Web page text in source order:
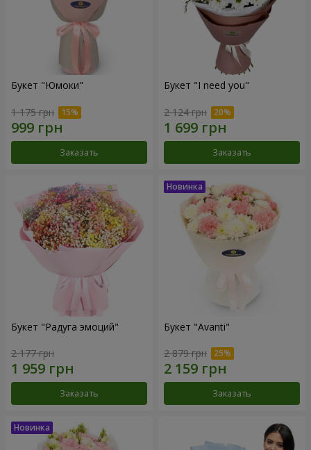
Букет "Юмоки"
1 175 грн
Заказать
Букет "I need you"
2 124 грн
Заказать
Букет "Радуга эмоций"
2 177 грн
Заказать
Букет "Avanti"
2 879 грн
Заказать